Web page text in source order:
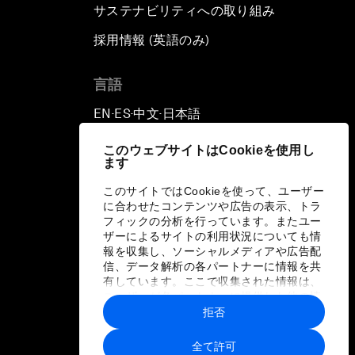
このウェブサイトはCookieを使用し
ます
このサイトではCookieを使って、ユーザー
に合わせたコンテンツや広告の表示、トラ
フィックの分析を行っています。またユー
ザーによるサイトの利用状況についても情
報を収集し、ソーシャルメディアや広告配
信、データ解析の各パートナーに情報を共
有しています。ここで収集された情報は、
ユーザーが各パートナーに提供した他の情
報や各パートナーのサービスを使用した際
に収集された情報と組み合わされ、各パー
トナーによって使用されることがありま
全て許可
拒否
サステナビリティへの取り組み
採用情報 (英語のみ)
言語
EN ▪ ES▪中文▪ 日本語